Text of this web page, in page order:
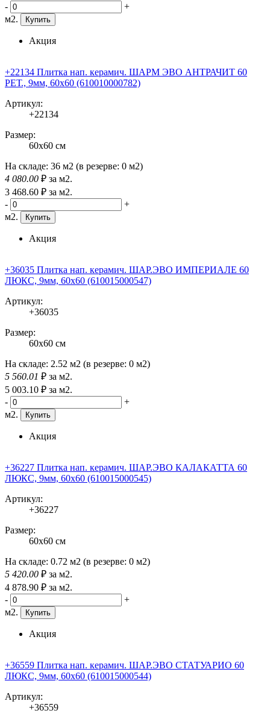
-
+
м2.
Купить
Акция
+22134 Плитка нап. керамич. ШАРМ ЭВО АНТРАЧИТ 60
РЕТ., 9мм, 60x60 (610010000782)
Артикул:
+22134
Размер:
60x60 см
На складе: 36 м2 (в резерве: 0 м2)
4 080.00 ₽ за м2.
3 468.60 ₽ за м2.
-
+
м2.
Купить
Акция
+36035 Плитка нап. керамич. ШАР.ЭВО ИМПЕРИАЛЕ 60
ЛЮКС, 9мм, 60x60 (610015000547)
Артикул:
+36035
Размер:
60x60 см
На складе: 2.52 м2 (в резерве: 0 м2)
5 560.01 ₽ за м2.
5 003.10 ₽ за м2.
-
+
м2.
Купить
Акция
+36227 Плитка нап. керамич. ШАР.ЭВО КАЛАКАТТА 60
ЛЮКС, 9мм, 60x60 (610015000545)
Артикул:
+36227
Размер:
60x60 см
На складе: 0.72 м2 (в резерве: 0 м2)
5 420.00 ₽ за м2.
4 878.90 ₽ за м2.
-
+
м2.
Купить
Акция
+36559 Плитка нап. керамич. ШАР.ЭВО СТАТУАРИО 60
ЛЮКС, 9мм, 60x60 (610015000544)
Артикул:
+36559